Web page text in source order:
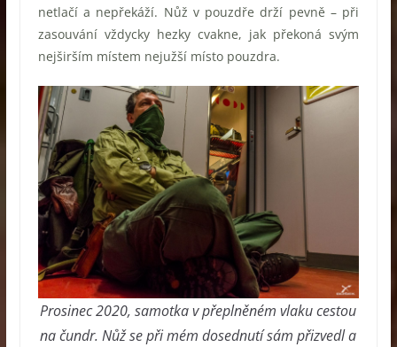
netlačí a nepřekáží. Nůž v pouzdře drží pevně – při
zasouvání vždycky hezky cvakne, jak překoná svým
nejširším místem nejužší místo pouzdra.
Prosinec 2020, samotka v přeplněném vlaku cestou
na čundr. Nůž se při mém dosednutí sám přizvedl a